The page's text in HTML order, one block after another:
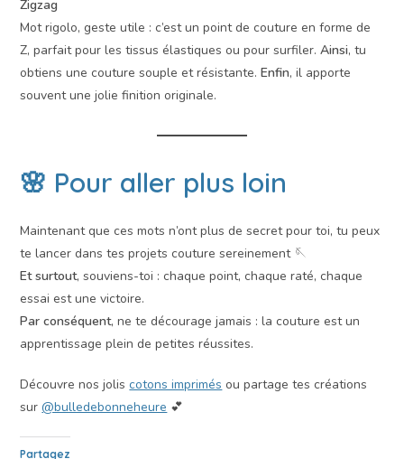
Zigzag
Mot rigolo, geste utile : c’est un point de couture en forme de
Z, parfait pour les tissus élastiques ou pour surfiler.Ainsi, tu
obtiens une couture souple et résistante.Enfin, il apporte
souvent une jolie finition originale.
🌸 Pour aller plus loin
Maintenant que ces mots n’ont plus de secret pour toi, tu peux
te lancer dans tes projets couture sereinement 🪡
Et surtout, souviens-toi : chaque point, chaque raté, chaque
essai est une victoire.
Par conséquent, ne te décourage jamais : la couture est un
apprentissage plein de petites réussites.
Découvre nos joliscotons imprimés ou partage tes créations
sur@bulledebonneheure 💕
Partagez